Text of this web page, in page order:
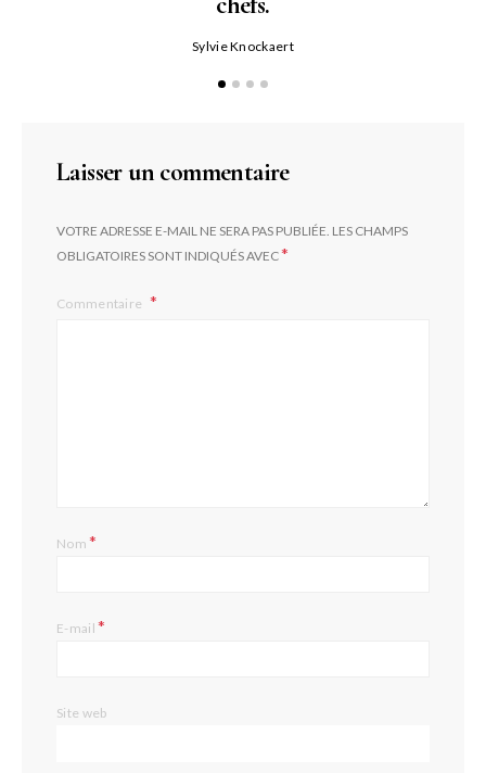
Sylvie Knockaert
Laisser un commentaire
VOTRE ADRESSE E-MAIL NE SERA PAS PUBLIÉE. LES CHAMPS
OBLIGATOIRES SONT INDIQUÉS AVEC*
Commentaire
Nom*
E-mail*
Site web